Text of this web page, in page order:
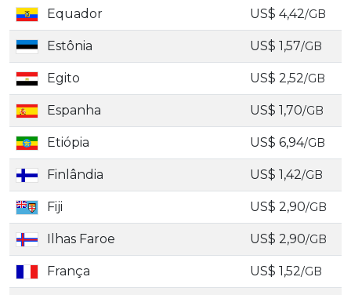
Equador US$ 4,42/GB
Estônia US$ 1,57/GB
Egito US$ 2,52/GB
Espanha US$ 1,70/GB
Etiópia US$ 6,94/GB
Finlândia US$ 1,42/GB
Fiji US$ 2,90/GB
Ilhas Faroe US$ 2,90/GB
França US$ 1,52/GB